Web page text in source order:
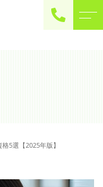
5選【2025年版】